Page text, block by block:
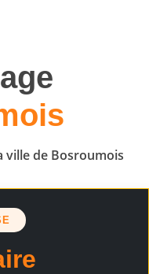
ville de Bosroumois